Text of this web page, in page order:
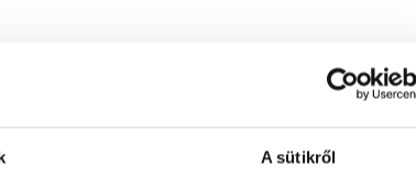
A sütikről